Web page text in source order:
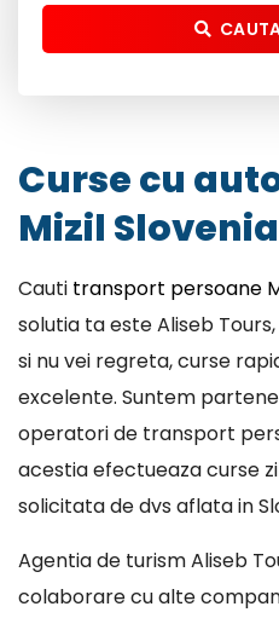
Curse cu
Mizil Slovenia
Cauti transport persoane
solutia ta este Aliseb
si nu vei regreta, curse
excelente. Suntem
operatori de transport
acestia efectueaza curse
solicitata de dvs aflata in
Agentia de turism Aliseb
colaborare cu alte